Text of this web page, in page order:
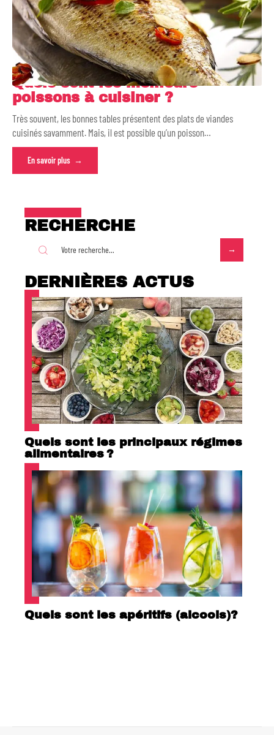
Quels sont les meilleurs
poissons à cuisiner ?
Très souvent, les bonnes tables présentent des plats de viandes
cuisinés savamment. Mais, il est possible qu’un poisson…
En savoir plus
RECHERCHE
DERNIÈRES ACTUS
Quels sont les principaux régimes
alimentaires ?
Quels sont les apéritifs (alcools)?